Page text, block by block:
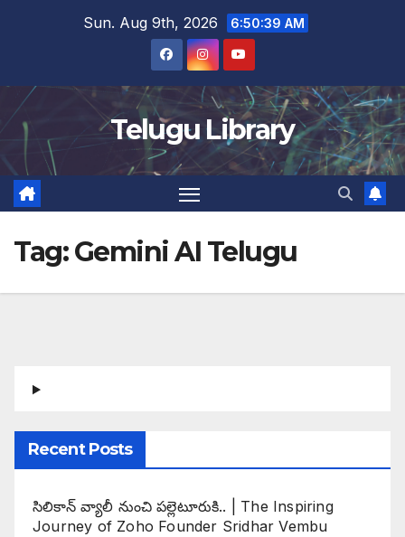
Sun. Aug 9th, 2026 6:50:40 AM
Telugu Library
Tag:Gemini AI Telugu
Recent Posts
సిలికాన్ వ్యాలీ నుంచి పల్లెటూరుకి.. | The Inspiring
Journey of Zoho Founder Sridhar Vembu